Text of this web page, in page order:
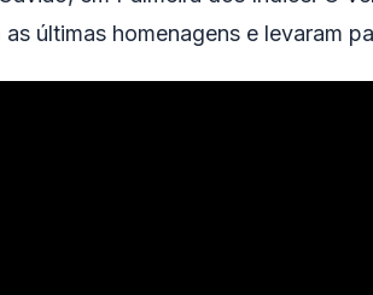
as últimas homenagens e levaram